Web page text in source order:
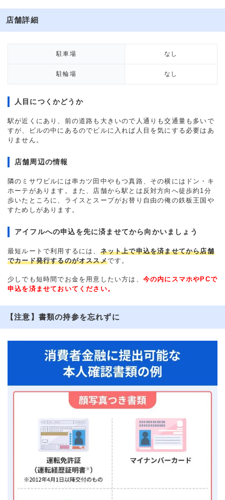
店舗詳細
駐車場 なし
駐輪場 なし
人目につくかどうか
駅が近くにあり、前の道路も大きいので人通りも交通量も多いで
すが、ビルの中にあるのでビルに入れば人目を気にする必要はあ
りません。
店舗周辺の情報
隣のミサワビルには串カツ田中やもつ真路、その横にはドン・キ
ホーテがあります。また、店舗から駅とは反対方向へ徒歩約1分
歩いたところに、ライスとスープがお替り自由の俺の鉄板王国や
すためしがあります。
アイフルへの申込を先に済ませてから向かいましょう
最短ルートで利用するには、 ネット上で申込を済ませてから店舗
でカード発行するのがオススメです。
少しでも短時間でお金を用意したい方は、 今の内にスマホやPCで
申込を済ませておいてください。
【注意】書類の持参を忘れずに